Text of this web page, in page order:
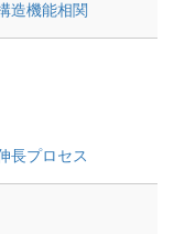
造機能相関
長プロセス